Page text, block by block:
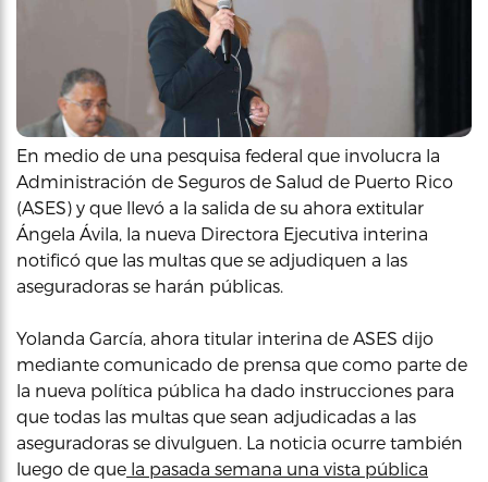
En medio de una pesquisa federal que involucra la
Administración de Seguros de Salud de Puerto Rico
(ASES) y que llevó a la salida de su ahora extitular
Ángela Ávila, la nueva Directora Ejecutiva interina
notificó que las multas que se adjudiquen a las
aseguradoras se harán públicas.
Yolanda García, ahora titular interina de ASES dijo
mediante comunicado de prensa que como parte de
la nueva política pública ha dado instrucciones para
que todas las multas que sean adjudicadas a las
aseguradoras se divulguen. La noticia ocurre también
luego de que la pasada semana una vista pública